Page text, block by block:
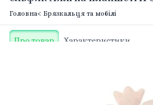
Головна< Брязкальця та мобілі
Про товар Характеристики